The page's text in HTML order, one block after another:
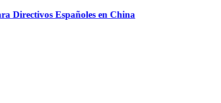
Directivos Españoles en China